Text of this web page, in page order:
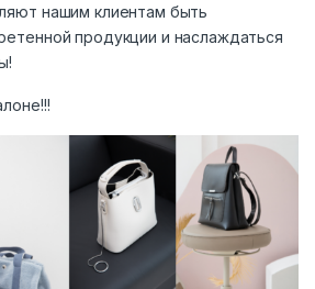
нашим клиентам быть
продукции и наслаждаться